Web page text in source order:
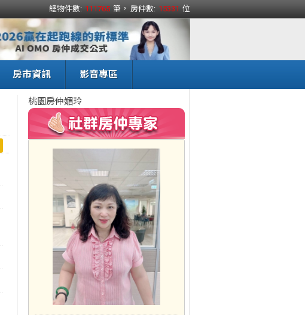
總物件數: 111765 筆， 房仲數: 15331 位
房市資訊 影音專區
桃園房仲媚玲